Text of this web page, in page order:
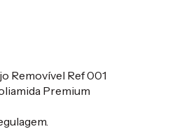
Removível Ref 001
Premium